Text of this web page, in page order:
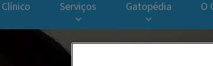
Serviços Gatopédia O